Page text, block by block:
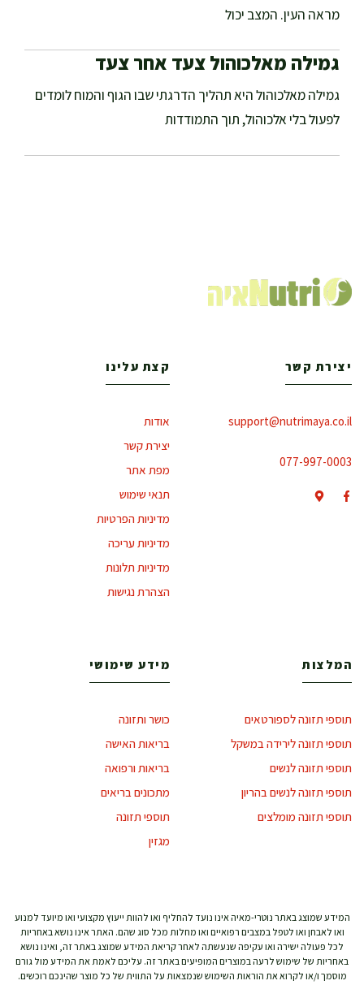
מראה העין. המצב יכול
גמילה מאלכוהול צעד אחר צעד
גמילה מאלכוהול היא תהליך הדרגתי שבו הגוף והמוח לומדים
לפעול בלי אלכוהול, תוך התמודדות
יצירת קשר
support@nutrimaya.co.il
077-997-0003
קצת עלינו
אודות
יצירת קשר
מפת אתר
תנאי שימוש
מדיניות הפרטיות
מדיניות עריכה
מדיניות תלונות
הצהרת נגישות
המלצות
תוספי תזונה לספורטאים
תוספי תזונה לירידה במשקל
תוספי תזונה לנשים
תוספי תזונה לנשים בהריון
תוספי תזונה מומלצים
מידע שימושי
כושר ותזונה
בריאות האישה
בריאות ורפואה
מתכונים בריאים
תוספי תזונה
מגזין
המידע שמוצג באתר נוטרי-מאיה אינו נועד להחליף ואו להוות ייעוץ מקצועי ואו מיועד למנוע
ואו לאבחן ואו לטפל במצבים רפואיים ואו מחלות מכל סוג שהם. האתר אינו נושא באחריות
לכל פעולה ישירה ואו עקיפה שנעשתה לאחר קריאת המידע שמוצג באתר זה, ואינו נושא
באחריות של שימוש לרעה במוצרים המופיעים באתר זה. עליכם לאמת את המידע מול גורם
מוסמך ו/או לקרוא את הוראות השימוש שנמצאות על התווית של כל מוצר שהינכם רוכשים.